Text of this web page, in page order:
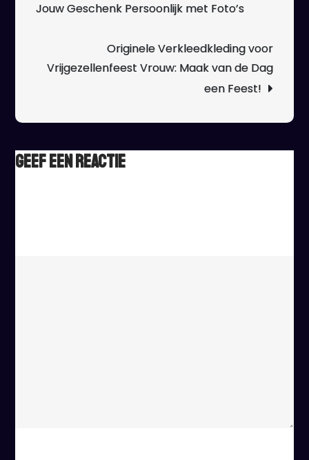
Stap
naar
Jullie
Jouw Geschenk Persoonlijk met Foto’s
Originele Verkleedkleding voor
Vrijgezellenfeest Vrouw: Maak van de Dag
een Feest!
Geef een reactie